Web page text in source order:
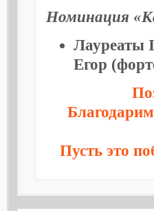
Номинация
Лауреаты
Егор
Пусть это